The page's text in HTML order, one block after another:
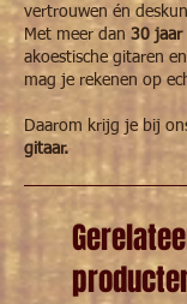
vertrouwen én
Met meer dan 30 jaar
akoestische gitaren
mag je rekenen op
Daarom krijg je bij
gitaar.